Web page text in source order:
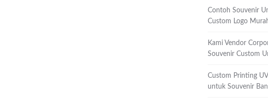
Contoh Souvenir
Custom Logo
Kami Vendor
Souvenir Custom
Custom Printing
untuk Souvenir